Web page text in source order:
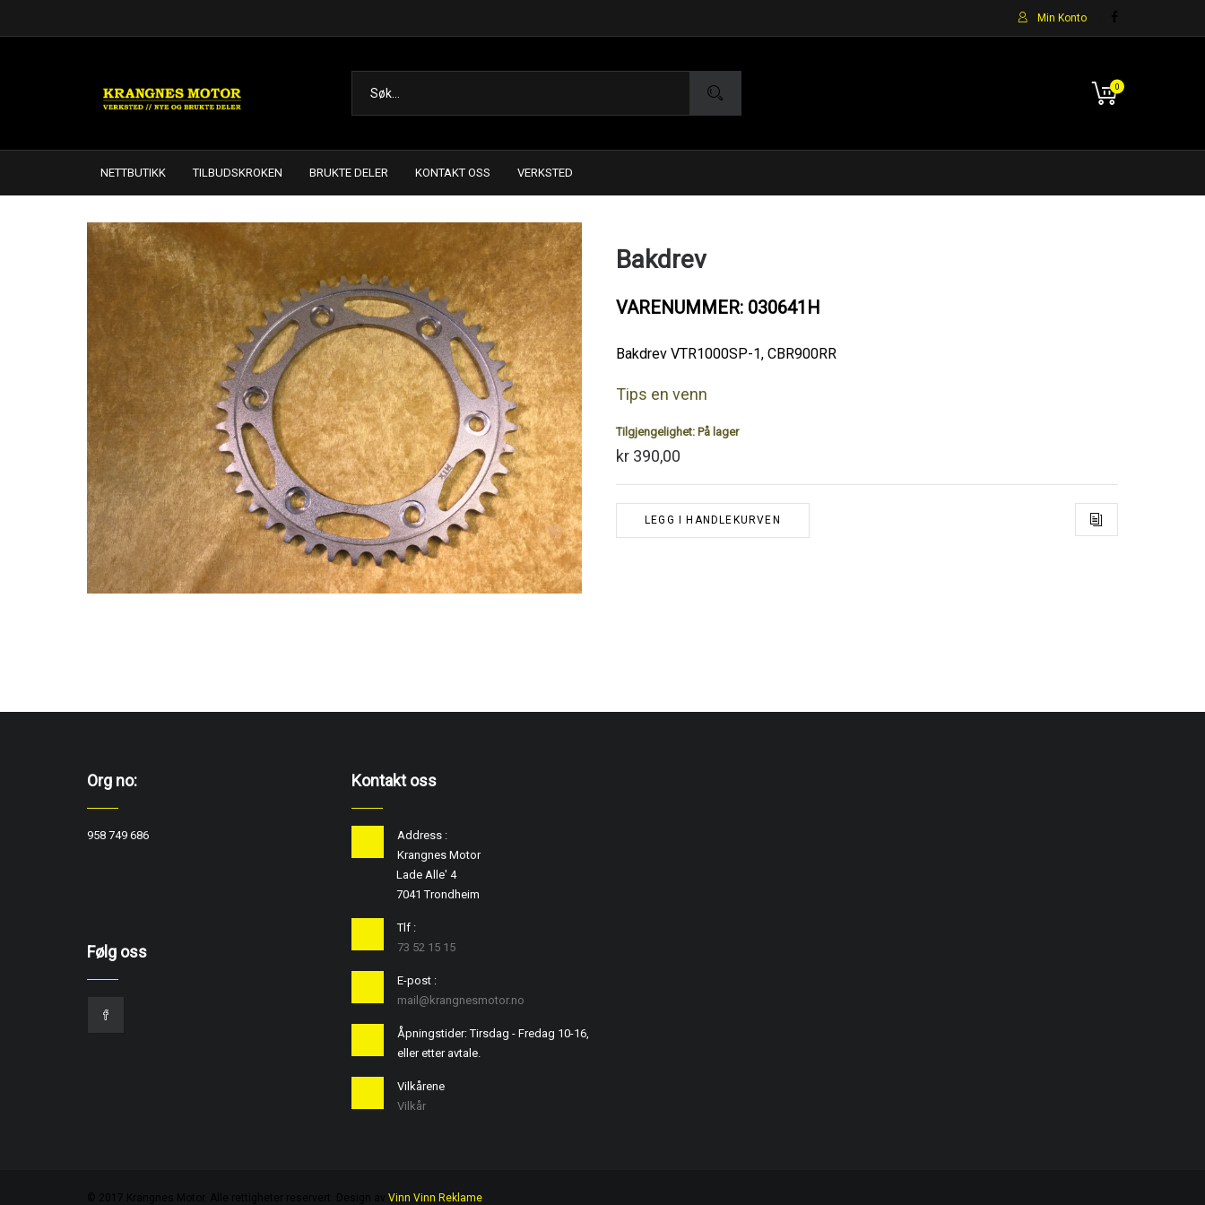
Min Konto
0
NETTBUTIKK TILBUDSKROKEN BRUKTE DELER KONTAKT OSS VERKSTED
Bakdrev
VARENUMMER: 030641H
Bakdrev VTR1000SP-1, CBR900RR
Tips en venn
Tilgjengelighet: På lager
kr 390,00
LEGG I HANDLEKURVEN
Org no:
958 749 686
Følg oss
Kontakt oss
Address :
Krangnes Motor
Lade Alle' 4
7041 Trondheim
Tlf :
73 52 15 15
E-post :
mail@krangnesmotor.no
Åpningstider: Tirsdag - Fredag 10-16,
eller etter avtale.
Vilkårene
Vilkår
© 2017 Krangnes Motor. Alle rettigheter reservert. Design av Vinn Vinn Reklame